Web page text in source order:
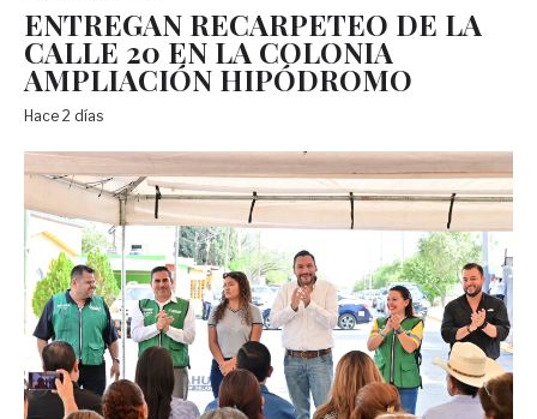
ENTREGAN RECARPETEO DE LA
CALLE 20 EN LA COLONIA
AMPLIACIÓN HIPÓDROMO
Hace 2 días